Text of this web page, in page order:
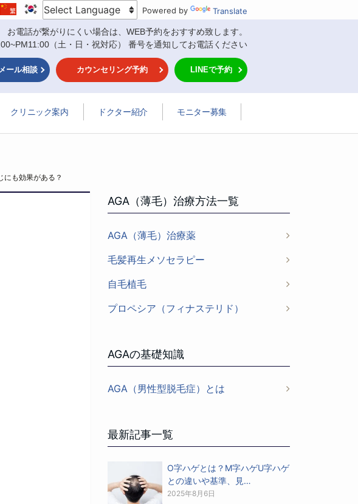
Powered by Translate
お電話が繋がりにくい場合は、WEB予約をおすすめ致します。
（土・日・祝対応） 番号を通知してお電話ください
ール相談 カウンセリング予約 LINEで予約
クリニック案内 ドクター紹介 モニター募集
にも効果がある？
AGA（薄毛）治療方法一覧
AGA（薄毛）治療薬
毛髪再生メソセラピー
自毛植毛
プロペシア（フィナステリド）
AGAの基礎知識
AGA（男性型脱毛症）とは
最新記事一覧
O字ハゲとは？M字ハゲU字ハゲ
との違いや基準、見…
2025年8月6日